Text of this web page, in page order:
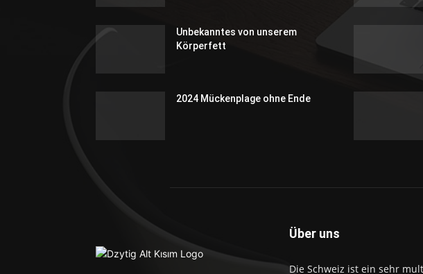
Unbekanntes von unserem
Körperfett
2024 Mückenplage ohne Ende
Über uns
Die Schweiz ist ein sehr